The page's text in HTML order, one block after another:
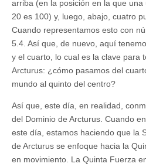
arriba (en la posición en la que
20 es 100) y, luego, abajo, cuatro
Cuando representamos esto con
5.4. Así que, de nuevo, aquí
y el cuarto, lo cual es la clave para
Arcturus: ¿cómo pasamos del
mundo al quinto del centro?
Así que, este día, en realidad,
del Dominio de Arcturus. Cuando
este día, estamos haciendo que la
de Arcturus se enfoque hacia la
en movimiento. La Quinta Fuerza